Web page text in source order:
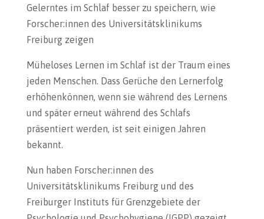
Gelerntes im Schlaf besser zu speichern, wie
Forscher:innen des Universitätsklinikums
Freiburg zeigen
Müheloses Lernen im Schlaf ist der Traum eines
jeden Menschen. Dass Gerüche den Lernerfolg
erhöhenkönnen, wenn sie während des Lernens
und später erneut während des Schlafs
präsentiert werden, ist seit einigen Jahren
bekannt.
Nun haben Forscher:innen des
Universitätsklinikums Freiburg und des
Freiburger Instituts für Grenzgebiete der